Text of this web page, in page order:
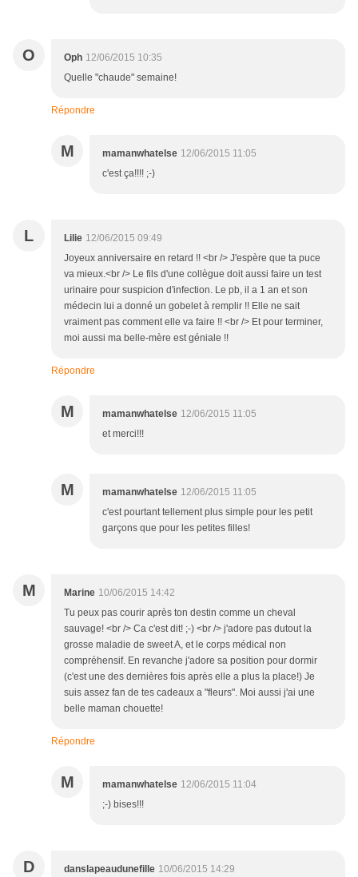
O Oph 12/06/2015 10:35
Quelle "chaude" semaine!
Répondre
M mamanwhatelse 12/06/2015 11:05
c'est ça!!!! ;-)
L Lilie 12/06/2015 09:49
Joyeux anniversaire en retard !! <br /> J'espère que ta puce
va mieux.<br /> Le fils d'une collègue doit aussi faire un test
urinaire pour suspicion d'infection. Le pb, il a 1 an et son
médecin lui a donné un gobelet à remplir !! Elle ne sait
vraiment pas comment elle va faire !! <br /> Et pour terminer,
moi aussi ma belle-mère est géniale !!
Répondre
M mamanwhatelse 12/06/2015 11:05
et merci!!!
M mamanwhatelse 12/06/2015 11:05
c'est pourtant tellement plus simple pour les petit
garçons que pour les petites filles!
M Marine 10/06/2015 14:42
Tu peux pas courir après ton destin comme un cheval
sauvage! <br /> Ca c'est dit! ;-) <br /> j'adore pas dutout la
grosse maladie de sweet A, et le corps médical non
compréhensif. En revanche j'adore sa position pour dormir
(c'est une des dernières fois après elle a plus la place!) Je
suis assez fan de tes cadeaux a "fleurs". Moi aussi j'ai une
belle maman chouette!
Répondre
M mamanwhatelse 12/06/2015 11:04
;-) bises!!!
D danslapeaudunefille 10/06/2015 14:29